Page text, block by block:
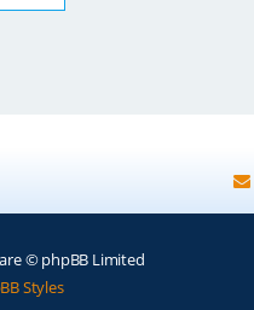
© phpBB Limited
Styles